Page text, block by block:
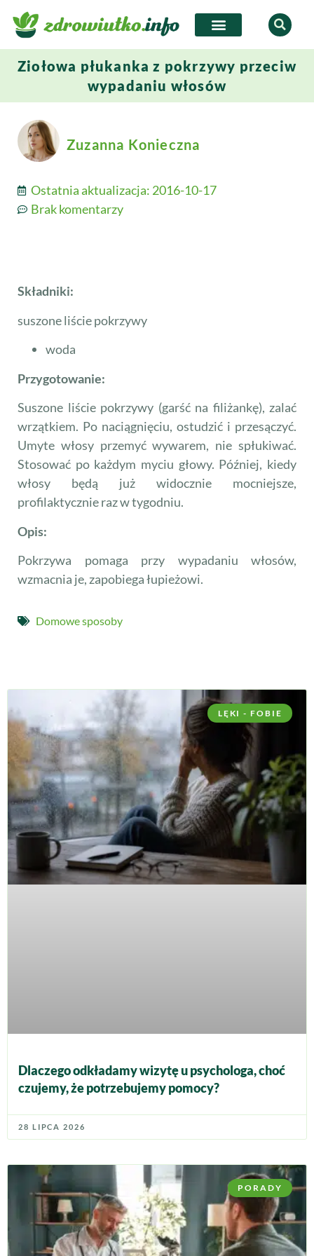
Ziołowa płukanka z pokrzywy przeciw
wypadaniu włosów
Zuzanna Konieczna
Ostatnia aktualizacja: 2016-10-17
Brak komentarzy
Składniki:
suszone liście pokrzywy
woda
Przygotowanie:
Suszone liście pokrzywy (garść na filiżankę), zalać
wrzątkiem. Po naciągnięciu, ostudzić i przesączyć.
Umyte włosy przemyć wywarem, nie spłukiwać.
Stosować po każdym myciu głowy. Później, kiedy
włosy będą już widocznie mocniejsze,
profilaktycznie raz w tygodniu.
Opis:
Pokrzywa pomaga przy wypadaniu włosów,
wzmacnia je, zapobiega łupieżowi.
Domowe sposoby
LĘKI - FOBIE
Dlaczego odkładamy wizytę u psychologa, choć
czujemy, że potrzebujemy pomocy?
28 LIPCA 2026
PORADY